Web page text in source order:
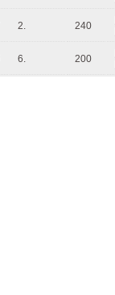
2. 240
6. 200